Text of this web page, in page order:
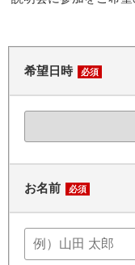
希望日時 必須
お名前 必須